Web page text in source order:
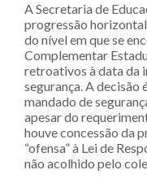
A Secretaria de
progressão horizontal
do nível em que se
Complementar
retroativos à data da
segurança. A decisão
mandado de
apesar do
houve concessão da
“ofensa” à Lei de
não acolhido pelo